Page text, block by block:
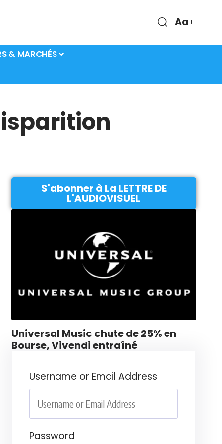
Aa
& MARCHÉS
S'abonner à La LETTRE DE
L'AUDIOVISUEL
Universal Music chute de 25% en
Bourse, Vivendi entraîné
Username or Email Address
Password